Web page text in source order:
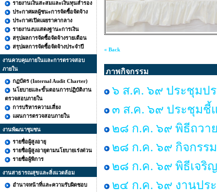
รายงานเงินสะสมและเงินทุนสำรอง
ประกาศผลผู้ชนะการจัดซื้อจัดจ้าง
ประกาศเปิดเผยราคากลาง
รายงานงบแสดงฐานะการเงิน
สรุปผลการจัดซื้อจัดจ้างรายเดือน
สรุปผลการจัดซื้อจัดจ้างประจำปี
งานควบคุมภายในและการตรวจสอบ
ภายใน
กฏบัตร (Internal Audit Charter)
นโยบายและขั้นตอนการปฏิบัติงาน
ตรวจสอบภายใน
การบริหารความเสี่ยง
แผนการตรวจสอบภายใน
งานพัฒนาชุมชน
รายชื่อผู้สูงอายุ
รายชื่อผู้สูงอายุตามนโยบายเร่งด่วน
รายชื่อผู้พิการ
งานสาธารณสุขและสิ่งแวดล้อม
อำนาจหน้าที่และความรับผิดชอบ
« Back
ภาพกิจกรรม
๖ ส.ค. ๖๙ ประชุมป
๓ ส.ค. ๖๙ ประชุมชี้
๒๘ ก.ค. ๖๙ พิธีถวา
๒๘ ก.ค. ๖๙ กิจกรร
๒๘ ก.ค. ๖๙ พิธีเจริ
๒๔ ก.ค. ๖๙ งานปร